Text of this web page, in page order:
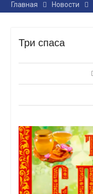
Главная Новости
Три спаса